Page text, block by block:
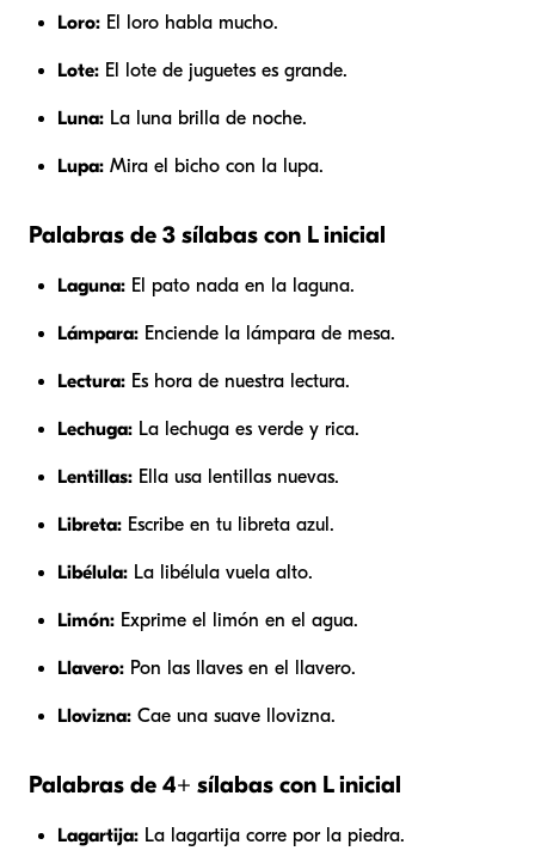
Loro: El loro habla mucho.
Lote: El lote de juguetes es grande.
Luna: La luna brilla de noche.
Lupa: Mira el bicho con la lupa.
Palabras de 3 sílabas con L inicial
Laguna: El pato nada en la laguna.
Lámpara: Enciende la lámpara de mesa.
Lectura: Es hora de nuestra lectura.
Lechuga: La lechuga es verde y rica.
Lentillas: Ella usa lentillas nuevas.
Libreta: Escribe en tu libreta azul.
Libélula: La libélula vuela alto.
Limón: Exprime el limón en el agua.
Llavero: Pon las llaves en el llavero.
Llovizna: Cae una suave llovizna.
Palabras de 4+ sílabas con L inicial
Lagartija: La lagartija corre por la piedra.